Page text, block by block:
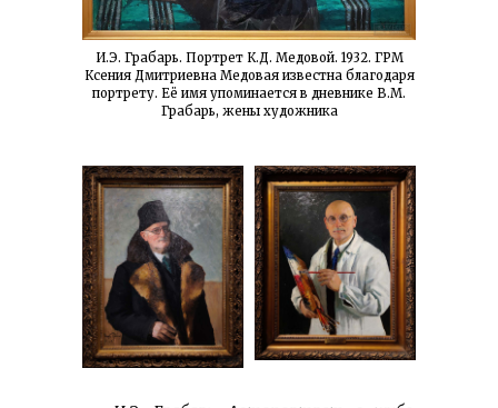
И.Э. Грабарь. Портрет К.Д. Медовой. 1932. ГРМ
Ксения Дмитриевна Медовая известна благодаря
портрету. Её имя упоминается в дневнике В.М.
Грабарь, жены художника